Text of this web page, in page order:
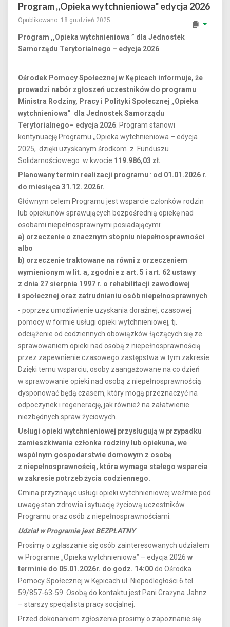
Program ,,Opieka wytchnieniowa" edycja 2026
Opublikowano: 18 grudzień 2025
Program ,,Opieka wytchnieniowa ” dla Jednostek
Samorządu Terytorialnego – edycja 2026
Ośrodek Pomocy Społecznej w Kępicach informuje, że
prowadzi nabór zgłoszeń uczestników do programu
Ministra Rodziny, Pracy i Polityki Społecznej „Opieka
wytchnieniowa” dla Jednostek Samorządu
Terytorialnego– edycja 2026 . Program stanowi
kontynuację Programu ,,Opieka wytchnieniowa – edycja
2025, dzięki uzyskanym środkom z Funduszu
Solidarnościowego w kwocie 119.986,03 zł.
Planowany termin realizacji programu : od 01.01.2026 r.
do miesiąca 31.12. 2026r.
Głównym celem Programu jest wsparcie członków rodzin
lub opiekunów sprawujących bezpośrednią opiekę nad
osobami niepełnosprawnymi posiadającymi:
a) orzeczenie o znacznym stopniu niepełnosprawności
albo
b) orzeczenie traktowane na równi z orzeczeniem
wymienionym w lit. a, zgodnie z art. 5 i art. 62 ustawy
z dnia 27 sierpnia 1997 r. o rehabilitacji zawodowej
i społecznej oraz zatrudnianiu osób niepełnosprawnych
- poprzez umożliwienie uzyskania doraźnej, czasowej
pomocy w formie usługi opieki wytchnieniowej, tj.
odciążenie od codziennych obowiązków łączących się ze
sprawowaniem opieki nad osobą z niepełnosprawnością
przez zapewnienie czasowego zastępstwa w tym zakresie.
Dzięki temu wsparciu, osoby zaangażowane na co dzień
w sprawowanie opieki nad osobą z niepełnosprawnością
dysponować będą czasem, który mogą przeznaczyć na
odpoczynek i regenerację, jak również na załatwienie
niezbędnych spraw życiowych.
Usługi opieki wytchnieniowej przysługują w przypadku
zamieszkiwania członka rodziny lub opiekuna, we
wspólnym gospodarstwie domowym z osobą
z niepełnosprawnością, która wymaga stałego wsparcia
w zakresie potrzeb życia codziennego.
Gmina przyznając usługi opieki wytchnieniowej weźmie pod
uwagę stan zdrowia i sytuację życiową uczestników
Programu oraz osób z niepełnosprawnościami.
Udział w Programie jest BEZPŁATNY
Prosimy o zgłaszanie się osób zainteresowanych udziałem
w Programie „Opieka wytchnieniowa” – edycja 2026 w
terminie do 05.01.2026r. do godz. 14:00do Ośrodka
Pomocy Społecznej w Kępicach ul. Niepodległości 6 tel.
59/857-63-59. Osobą do kontaktu jest Pani Grażyna Jahnz
– starszy specjalista pracy socjalnej.
Przed dokonaniem zgłoszenia prosimy o zapoznanie się